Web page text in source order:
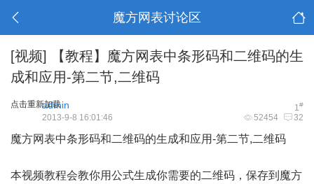
魔方网表讨论区
[视频]
【教程】魔方网表中条形码和二维码的生
成和应用-第二节,二维码
点击重新加载 1#
admin
52454 32
2013-9-8 16:01:46
魔方网表中条形码和二维码的生成和应用-第二节,二维码
本视频教程会教你用公式生成你需要的二维码，保存到魔方